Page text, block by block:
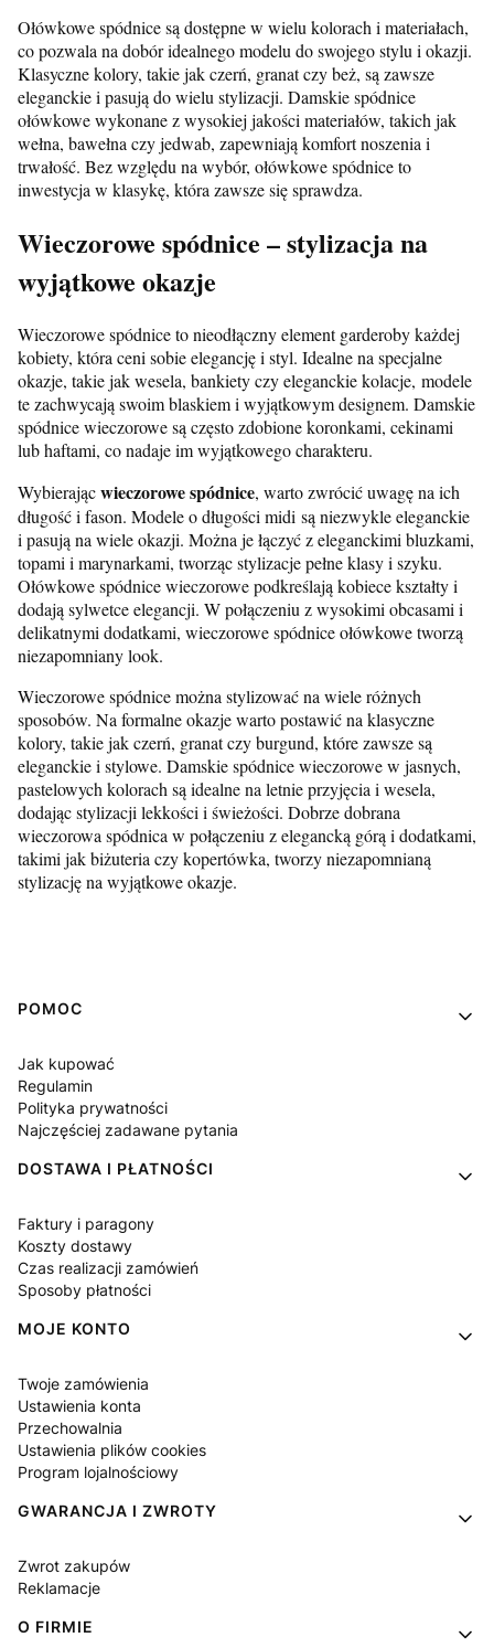
Ołówkowe spódnice są dostępne w wielu kolorach i materiałach,
co pozwala na dobór idealnego modelu do swojego stylu i okazji.
Klasyczne kolory, takie jak czerń, granat czy beż, są zawsze
eleganckie i pasują do wielu stylizacji. Damskie spódnice
ołówkowe wykonane z wysokiej jakości materiałów, takich jak
wełna, bawełna czy jedwab, zapewniają komfort noszenia i
trwałość. Bez względu na wybór, ołówkowe spódnice to
inwestycja w klasykę, która zawsze się sprawdza.
Wieczorowe spódnice – stylizacja na
wyjątkowe okazje
Wieczorowe spódnice to nieodłączny element garderoby każdej
kobiety, która ceni sobie elegancję i styl. Idealne na specjalne
okazje, takie jak wesela, bankiety czy eleganckie kolacje, modele
te zachwycają swoim blaskiem i wyjątkowym designem. Damskie
spódnice wieczorowe są często zdobione koronkami, cekinami
lub haftami, co nadaje im wyjątkowego charakteru.
Wybierającwieczorowe spódnice, warto zwrócić uwagę na ich
długość i fason. Modele o długości midi są niezwykle eleganckie
i pasują na wiele okazji. Można je łączyć z eleganckimi bluzkami,
topami i marynarkami, tworząc stylizacje pełne klasy i szyku.
Ołówkowe spódnice wieczorowe podkreślają kobiece kształty i
dodają sylwetce elegancji. W połączeniu z wysokimi obcasami i
delikatnymi dodatkami, wieczorowe spódnice ołówkowe tworzą
niezapomniany look.
Wieczorowe spódnice można stylizować na wiele różnych
sposobów. Na formalne okazje warto postawić na klasyczne
kolory, takie jak czerń, granat czy burgund, które zawsze są
eleganckie i stylowe. Damskie spódnice wieczorowe w jasnych,
pastelowych kolorach są idealne na letnie przyjęcia i wesela,
dodając stylizacji lekkości i świeżości. Dobrze dobrana
wieczorowa spódnica w połączeniu z elegancką górą i dodatkami,
takimi jak biżuteria czy kopertówka, tworzy niezapomnianą
stylizację na wyjątkowe okazje.
Linki w stopce
POMOC
Jak kupować
Regulamin
Polityka prywatności
Najczęściej zadawane pytania
DOSTAWA I PŁATNOŚCI
Faktury i paragony
Koszty dostawy
Czas realizacji zamówień
Sposoby płatności
MOJE KONTO
Twoje zamówienia
Ustawienia konta
Przechowalnia
Ustawienia plików cookies
Program lojalnościowy
GWARANCJA I ZWROTY
Zwrot zakupów
Reklamacje
O FIRMIE